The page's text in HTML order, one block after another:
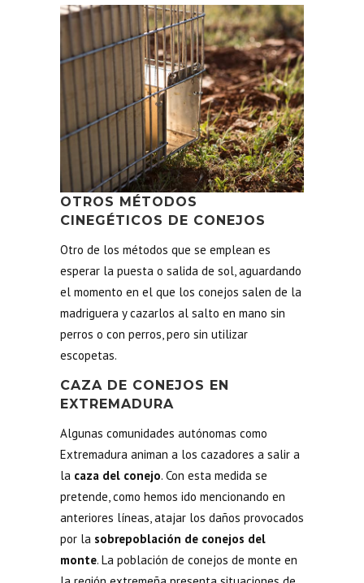
OTROS MÉTODOS
CINEGÉTICOS DE CONEJOS
Otro de los métodos que se emplean es
esperar la puesta o salida de sol, aguardando
el momento en el que los conejos salen de la
madriguera y cazarlos al salto en mano sin
perros o con perros, pero sin utilizar
escopetas.
CAZA DE CONEJOS EN
EXTREMADURA
Algunas comunidades autónomas como
Extremadura animan a los cazadores a salir a
la caza del conejo. Con esta medida se
pretende, como hemos ido mencionando en
anteriores líneas, atajar los daños provocados
por la sobrepoblación de conejos del
monte. La población de conejos de monte en